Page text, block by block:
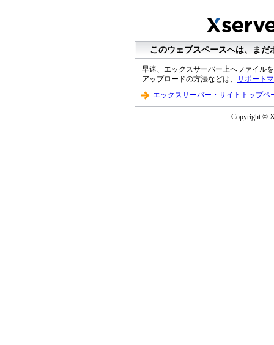
このウェブスペースへは、ま
早速、エックスサーバー上へファイル
アップロードの方法などは、 サポート
エックスサーバー・サイトトップペ
Copyright ©